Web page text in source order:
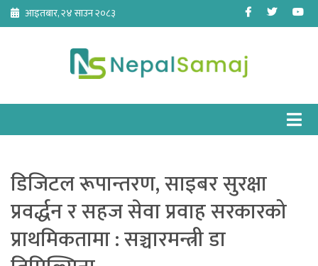
Skip
content
आइतबार, २४ साउन २०८३ Facebook
Twitter
डिजिटल रूपान्तरण, साइबर सुरक्षा
प्रवर्द्धन र सहज सेवा प्रवाह सरकारको
प्राथमिकतामा : सञ्चारमन्त्री डा